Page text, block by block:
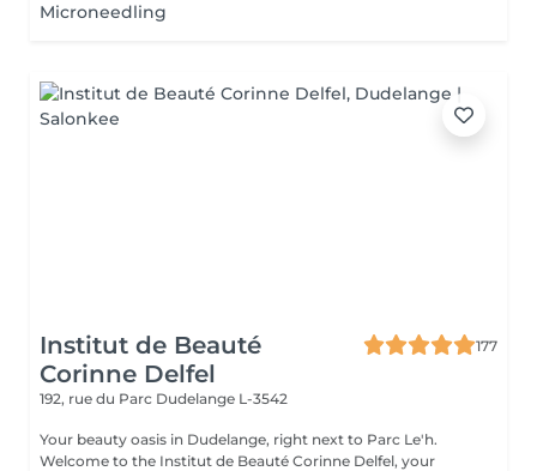
Microneedling
Institut de Beauté
Corinne Delfel
177
192, rue du Parc Dudelange L-3542
Your beauty oasis in Dudelange, right next to Parc Le'h.
Welcome to the Institut de Beauté Corinne Delfel, your